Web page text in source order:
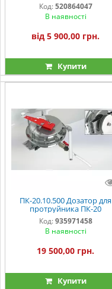
Код: 520864047
В наявності
від 5 900,00 грн.
Купити
ПК-20.10.500 Дозатор для
протруйника ПК-20
Код: 935971458
В наявності
19 500,00 грн.
Купити